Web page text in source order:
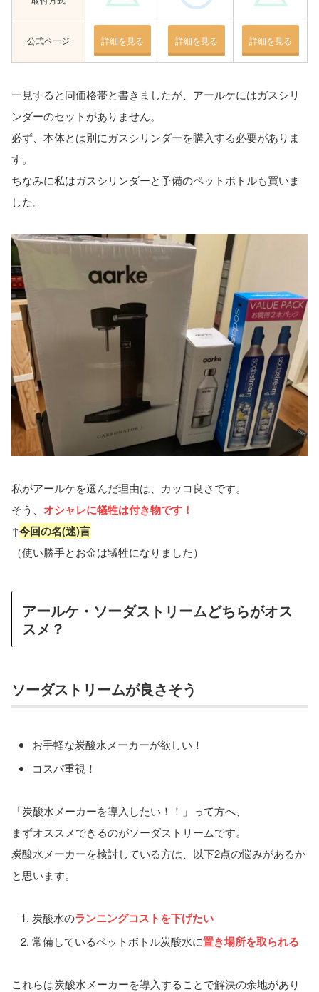
公式ページ 詳細を見る 詳細を見る 詳細を見る
一見すると同価格帯と書きましたが、アールケにはガスシリ
ンダーのセットがありません。
必ず、本体とは別にガスシリンダーを購入する必要がありま
す。
ちなみに私はガスシリンダーと予備のペットボトルも買いま
した。
私がアールケを選んだ理由は、カッコ良さです。
そう、 オシャレに犠牲は付き物です！
↑今回の名(迷)言
（使い勝手とお金は犠牲になりました）
アールケ・ソーダストリームどちらがオス
スメ？
ソーダストリームが良さそう
お手軽な炭酸水メーカーが欲しい！
コスパ重視！
「炭酸水メーカーを導入したい！！」って方へ、
まずオススメできるのがソーダストリームです。
炭酸水メーカーを検討している方は、以下2点の悩みがあるか
と思います。
炭酸水のランニングコストを下げたい
常備しているペットボトル炭酸水に置き場所を取られる
これらは炭酸水メーカーを導入することで解決の余地があり